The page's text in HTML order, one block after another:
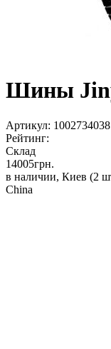
Шины
Артикул: 1002734038
Рейтинг:
Склад
14005грн.
в наличии, Киев (2
China